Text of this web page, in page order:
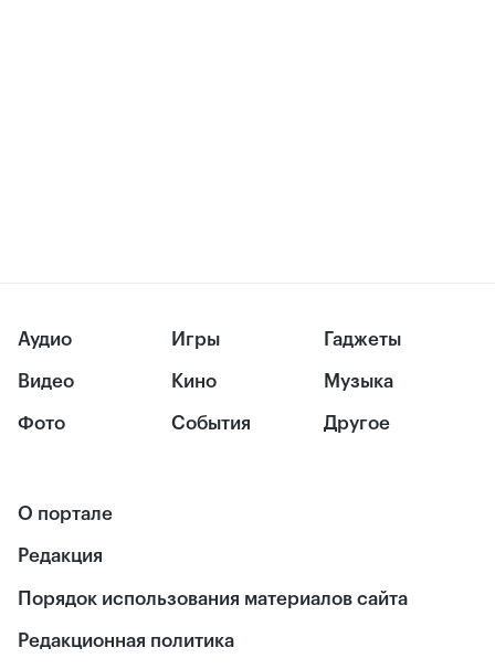
Аудио
Видео
Фото
Игры
Кино
События
Гаджеты
Музыка
Другое
О портале
Редакция
Порядок использования материалов сайта
Редакционная политика